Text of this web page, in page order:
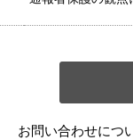
お問い合わせにつ